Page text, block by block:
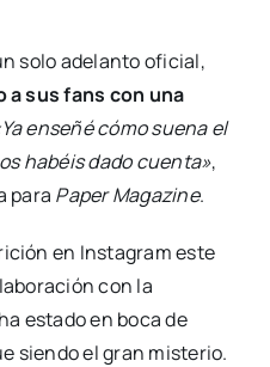
solo adelanto oficial,
a sus fans con una
enseñé cómo suena el
habéis dado cuenta»,
para Paper Magazine.
en Instagram este
con la
estado en boca de
siendo el gran misterio.